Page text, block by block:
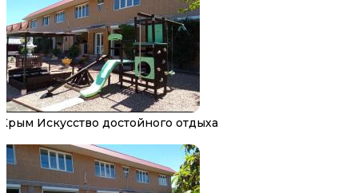
Крым Искусство достойного отдыха